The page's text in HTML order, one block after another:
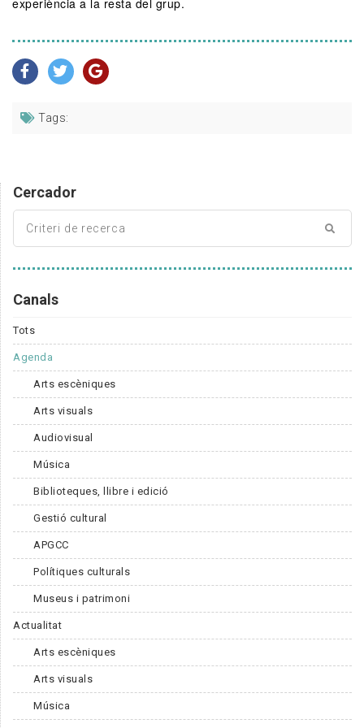
Tags:
Cercador
Canals
Tots
Agenda
Arts escèniques
Arts visuals
Audiovisual
Música
Biblioteques, llibre i edició
Gestió cultural
APGCC
Polítiques culturals
Museus i patrimoni
Actualitat
Arts escèniques
Arts visuals
Música